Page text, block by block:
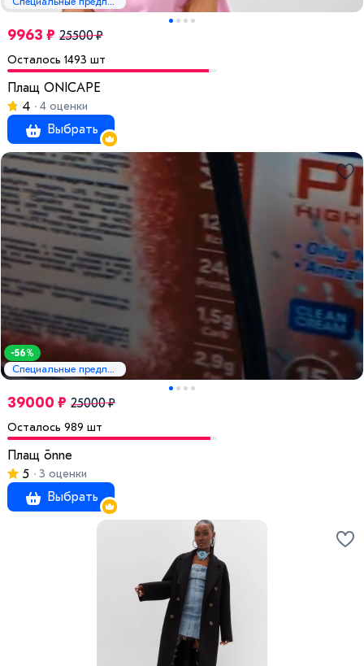
9963 ₽ 25500 ₽
Осталось 1493 шт
Плащ ONICAPE
4
4 оценки
Выбрать
-56%
Специальные предложения
39000 ₽ 25000 ₽
Осталось 989 шт
Плащ ōnne
5
3 оценки
Выбрать